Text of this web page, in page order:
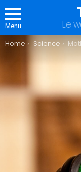
Menu Le
You are here:
Home Science Maths